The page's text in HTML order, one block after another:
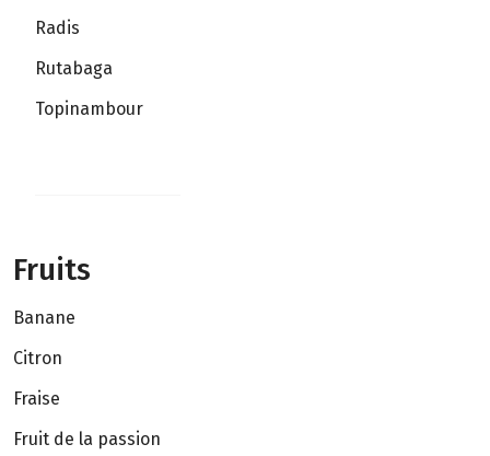
Radis
Rutabaga
Topinambour
Fruits
Banane
Citron
Fraise
Fruit de la passion